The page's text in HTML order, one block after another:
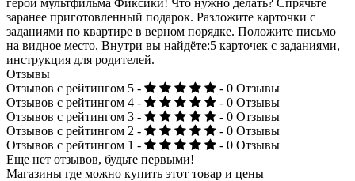
заранее приготовленный подарок. Разложите карточки с
заданиями по квартире в верном порядке. Положите письмо
на видное место. Внутри вы найдёте:5 карточек с заданиями,
инструкция для родителей.
Отзывы
Отзывов с рейтингом 5 -
- 0 Отзывы
Отзывов с рейтингом 4 -
- 0 Отзывы
Отзывов с рейтингом 3 -
- 0 Отзывы
Отзывов с рейтингом 2 -
- 0 Отзывы
Отзывов с рейтингом 1 -
- 0 Отзывы
Еще нет отзывов, будьте первыми!
Магазины где можно купить этот товар и цены